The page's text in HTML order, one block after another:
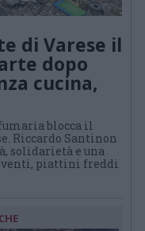
di Varese il
dopo
cucina,
blocca il
Riccardo Santinon
solidarietà e una
piattini freddi